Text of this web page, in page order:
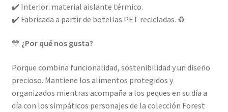
✔️ Interior: material aislante térmico.
✔️ Fabricada a partir de botellas PET recicladas. ♻️
💛 ¿Por qué nos gusta?
Porque combina funcionalidad, sostenibilidad y un diseño
precioso. Mantiene los alimentos protegidos y
organizados mientras acompaña a los peques en su día a
día con los simpáticos personajes de la colección Forest